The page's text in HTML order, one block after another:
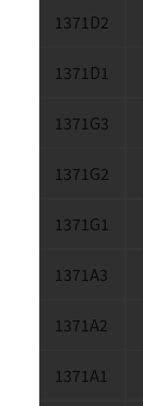
1371D2
1371D1
1371G3
1371G2
1371G1
1371A3
1371A2
1371A1